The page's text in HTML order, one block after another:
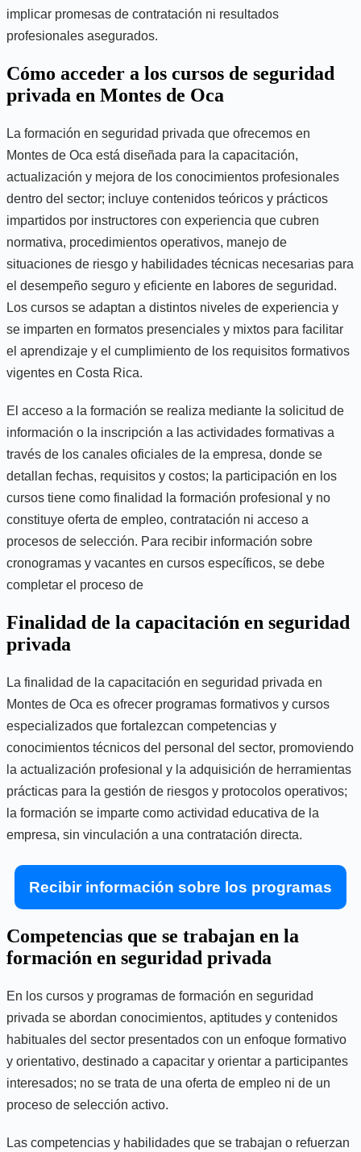
implicar promesas de contratación ni resultados
profesionales asegurados.
Cómo acceder a los cursos de seguridad
privada en Montes de Oca
La formación en seguridad privada que ofrecemos en
Montes de Oca está diseñada para la capacitación,
actualización y mejora de los conocimientos profesionales
dentro del sector; incluye contenidos teóricos y prácticos
impartidos por instructores con experiencia que cubren
normativa, procedimientos operativos, manejo de
situaciones de riesgo y habilidades técnicas necesarias para
el desempeño seguro y eficiente en labores de seguridad.
Los cursos se adaptan a distintos niveles de experiencia y
se imparten en formatos presenciales y mixtos para facilitar
el aprendizaje y el cumplimiento de los requisitos formativos
vigentes en Costa Rica.
El acceso a la formación se realiza mediante la solicitud de
información o la inscripción a las actividades formativas a
través de los canales oficiales de la empresa, donde se
detallan fechas, requisitos y costos; la participación en los
cursos tiene como finalidad la formación profesional y no
constituye oferta de empleo, contratación ni acceso a
procesos de selección. Para recibir información sobre
cronogramas y vacantes en cursos específicos, se debe
completar el proceso de
Finalidad de la capacitación en seguridad
privada
La finalidad de la capacitación en seguridad privada en
Montes de Oca es ofrecer programas formativos y cursos
especializados que fortalezcan competencias y
conocimientos técnicos del personal del sector, promoviendo
la actualización profesional y la adquisición de herramientas
prácticas para la gestión de riesgos y protocolos operativos;
la formación se imparte como actividad educativa de la
empresa, sin vinculación a una contratación directa.
Recibir información sobre los programas
Competencias que se trabajan en la
formación en seguridad privada
En los cursos y programas de formación en seguridad
privada se abordan conocimientos, aptitudes y contenidos
habituales del sector presentados con un enfoque formativo
y orientativo, destinado a capacitar y orientar a participantes
interesados; no se trata de una oferta de empleo ni de un
proceso de selección activo.
Las competencias y habilidades que se trabajan o refuerzan